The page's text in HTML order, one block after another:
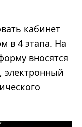
кабинет
в 4 этапа. На
вносятся
электронный